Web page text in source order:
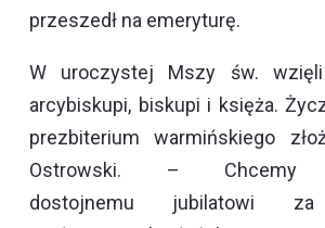
przeszedł na emeryturę.
W uroczystej Mszy św. wzięli
arcybiskupi, biskupi i księża.
prezbiterium warmińskiego
Ostrowski. – Chcemy
dostojnemu jubilatowi za